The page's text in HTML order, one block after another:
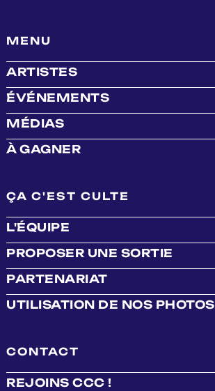
MENU
ARTISTES
ÉVÉNEMENTS
MÉDIAS
À GAGNER
ÇA C'EST CULTE
L'ÉQUIPE
PROPOSER UNE SORTIE
PARTENARIAT
UTILISATION DE NOS PHOTOS
CONTACT
REJOINS CCC !